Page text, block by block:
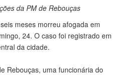
da PM de Rebouças
meses morreu afogada em
24. O caso foi registrado em
da cidade.
Rebouças, uma funcionária do